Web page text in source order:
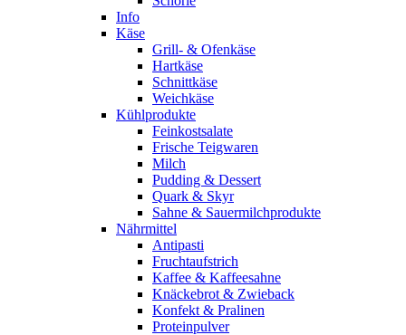
Info
Käse
Grill- & Ofenkäse
Hartkäse
Schnittkäse
Weichkäse
Kühlprodukte
Feinkostsalate
Frische Teigwaren
Milch
Pudding & Dessert
Quark & Skyr
Sahne & Sauermilchprodukte
Nährmittel
Antipasti
Fruchtaufstrich
Kaffee & Kaffeesahne
Knäckebrot & Zwieback
Konfekt & Pralinen
Proteinpulver